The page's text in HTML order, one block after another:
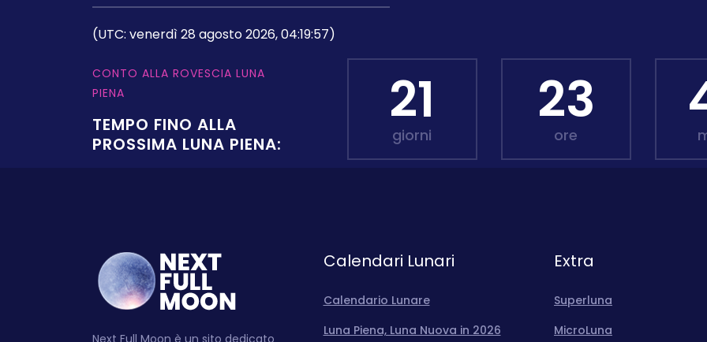
(UTC: venerdì 28 agosto 2026, 04:19:57)
CONTO ALLA ROVESCIA LUNA
PIENA
TEMPO FINO ALLA
PROSSIMA LUNA PIENA:
21
giorni
23
ore
Next Full Moon è un sito dedicato
Calendari Lunari
Calendario Lunare
Luna Piena, Luna Nuova in 2026
Extra
Superluna
MicroLuna